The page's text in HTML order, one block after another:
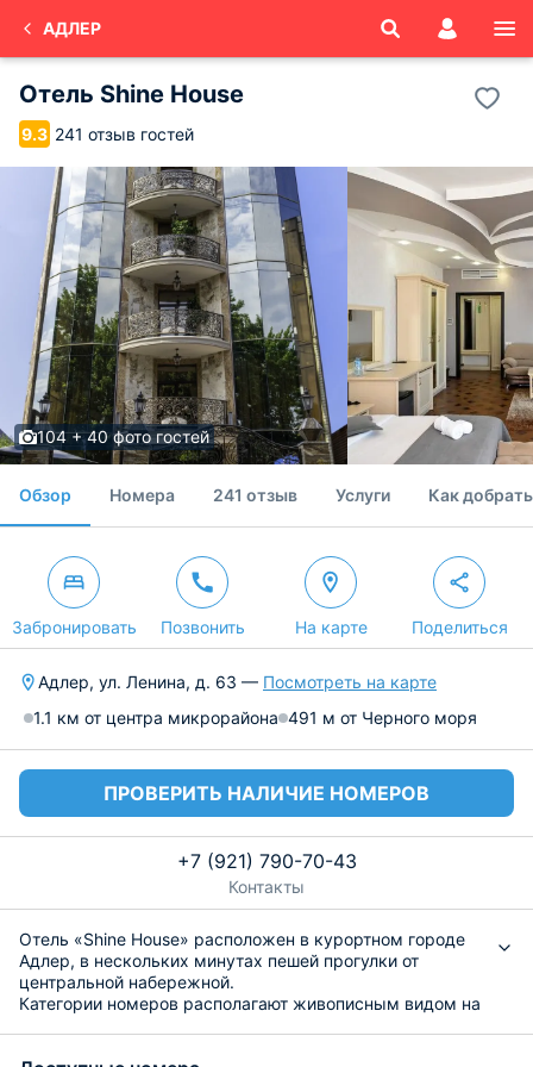
АДЛЕР
Отель Shine House
9.3 241 отзыв гостей
104 + 40 фото гостей
Обзор Номера 241 отзыв Услуги Как
Забронировать Позвонить На карте Поделиться
Адлер, ул. Ленина, д. 63 — Посмотреть на карте
1.1 км от центра микрорайона 491 м от Черного моря
ПРОВЕРИТЬ НАЛИЧИЕ НОМЕРОВ
+7 (921) 790-70-43
Контакты
Отель «Shine House» расположен в курортном городе
Адлер, в нескольких минутах пешей прогулки от
центральной набережной.
Категории номеров располагают живописным видом на